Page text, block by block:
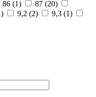
86 (1) 87 (20)
) 9,2 (2) 9,3 (1)